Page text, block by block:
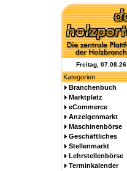
Freitag, 07.08.26
Kategorien
Branchenbuch
Marktplatz
eCommerce
Anzeigenmarkt
Maschinenbörse
Geschäftliches
Stellenmarkt
Lehrstellenbörse
Terminkalender